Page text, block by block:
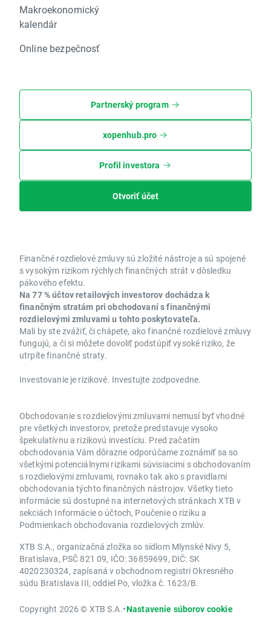
Makroekonomický
kalendár
Online bezpečnosť
Partnerský program
xopenhub.pro
Profil investora
Otvoriť účet
Finančné rozdielové zmluvy sú zložité nástroje a sú spojené
s vysokým rizikom rýchlych finančných strát v dôsledku
pákového efektu.
Na 77 % účtov retailových investorov dochádza k
finančným stratám pri obchodovaní s finančnými
rozdielovými zmluvami u tohto poskytovateľa.
Mali by ste zvážiť, či chápete, ako finančné rozdielové zmluvy
fungujú, a či si môžete dovoliť podstúpiť vysoké riziko, že
utrpíte finančné straty.
Investovanie je rizikové. Investujte zodpovedne.
Obchodovanie s rozdielovými zmluvami nemusí byť vhodné
pre všetkých investorov, pretože predstavuje vysoko
špekulatívnu a rizikovú investíciu. Pred začatím
obchodovania Vám dôrazne odporúčame zoznámiť sa so
všetkými potenciálnymi rizikami súvisiacimi s obchodovaním
s rozdielovými zmluvami, rovnako tak ako s pravidlami
obchodovania týchto finančných nástrojov. Všetky tieto
informácie sú dostupné na internetových stránkach XTB v
sekciách Informácie o účtoch, Poučenie o riziku a
Podmienkach obchodovania rozdielových zmlúv.
XTB S.A., organizačná zložka so sídlom Mlynské Nivy 5,
Bratislava, PSČ 821 09, IČO: 36859699, DIČ: SK
4020230324, zapísaná v obchodnom registri Okresného
súdu Bratislava III, oddiel Po, vložka č. 1623/B.
Copyright 2026 © XTB S.A.•Nastavenie súborov cookie